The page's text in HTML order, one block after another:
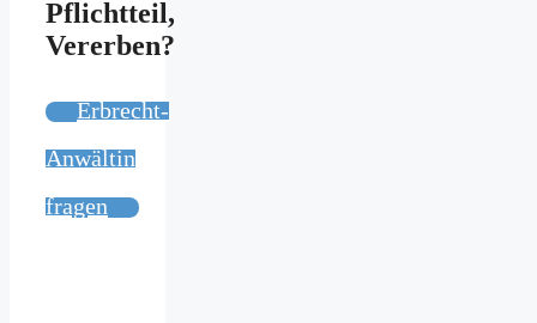
Pflichtteil,
Vererben?
Erbrecht-
Anwältin
fragen